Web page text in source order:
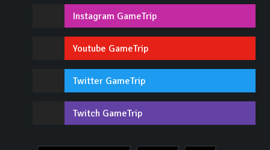
Instagram GameTrip
Youtube GameTrip
Twitter GameTrip
Twitch GameTrip